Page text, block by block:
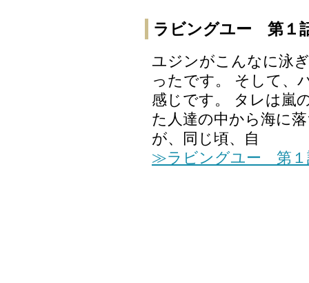
ラビングユー 第１
ユジンがこんなに泳
ったです。 そして、
感じです。 タレは嵐
た人達の中から海に
が、同じ頃、自
≫ラビングユー 第１